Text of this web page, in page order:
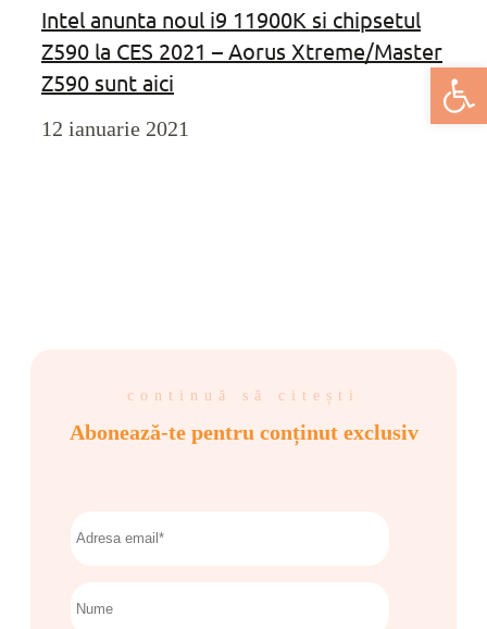
Deschide
Intel anunta noul i9 11900K si chipsetul
Z590 la CES 2021 – Aorus Xtreme/Master
Z590 sunt aici
12 ianuarie 2021
continuă să citești
Abonează-te pentru conținut exclusiv